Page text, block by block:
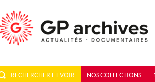
RECHERCHER ET VOIR NOS COLLECTIONS